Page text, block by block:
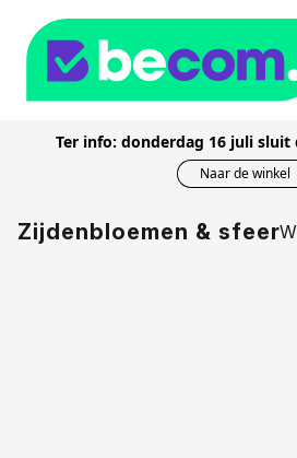
Ter info: donderdag 16 juli sluit
Naar de winkel
Zijdenbloemen & sfeer